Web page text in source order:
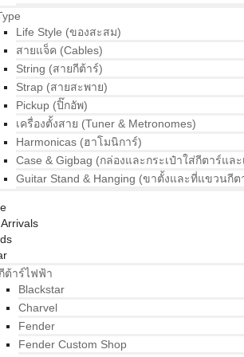
Life Style (ของสะสม)
สายแจ็ค (Cables)
String (สายกีต้าร์)
Strap (สายสะพาย)
Pickup (ปิ๊กอัพ)
เครื่องตั้งสาย (Tuner & Metronomes)
Harmonicas (ฮาโมนิการ์)
Case & Gigbag (กล่องและกระเป๋าใส่กีตาร์และ
Guitar Stand & Hanging (ขาตั้งและที่แขวนกีต
ต้าร์ไฟฟ้า
Blackstar
Charvel
Fender
Fender Custom Shop